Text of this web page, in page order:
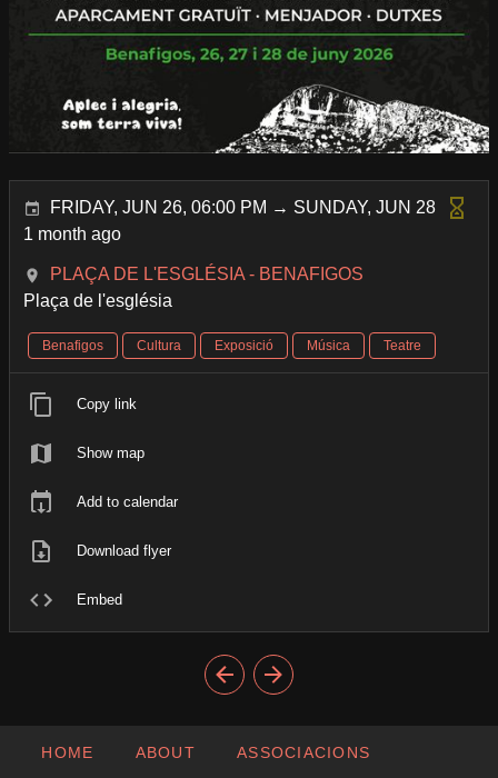
FRIDAY, JUN 26, 06:00 PM → SUNDAY, JUN 28
1 month ago
PLAÇA DE L'ESGLÉSIA - BENAFIGOS
Plaça de l'església
Benafigos Cultura Exposició Música Teatre
Copy link
Show map
Add to calendar
Download flyer
Embed
HOME ABOUT ASSOCIACIONS